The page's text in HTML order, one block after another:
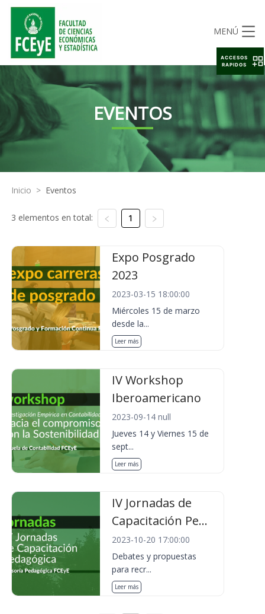
MENÚ
EVENTOS
Inicio > Eventos
3 elementos en total: 1
Expo Posgrado
2023
2023-03-15 18:00:00
Miércoles 15 de marzo
desde la...
Leer más
IV Workshop
Iberoamericano
2023-09-14 null
Jueves 14 y Viernes 15 de
sept...
Leer más
IV Jornadas de
Capacitación Pe...
2023-10-20 17:00:00
Debates y propuestas
para recr...
Leer más
ACCESOS
RAPIDOS